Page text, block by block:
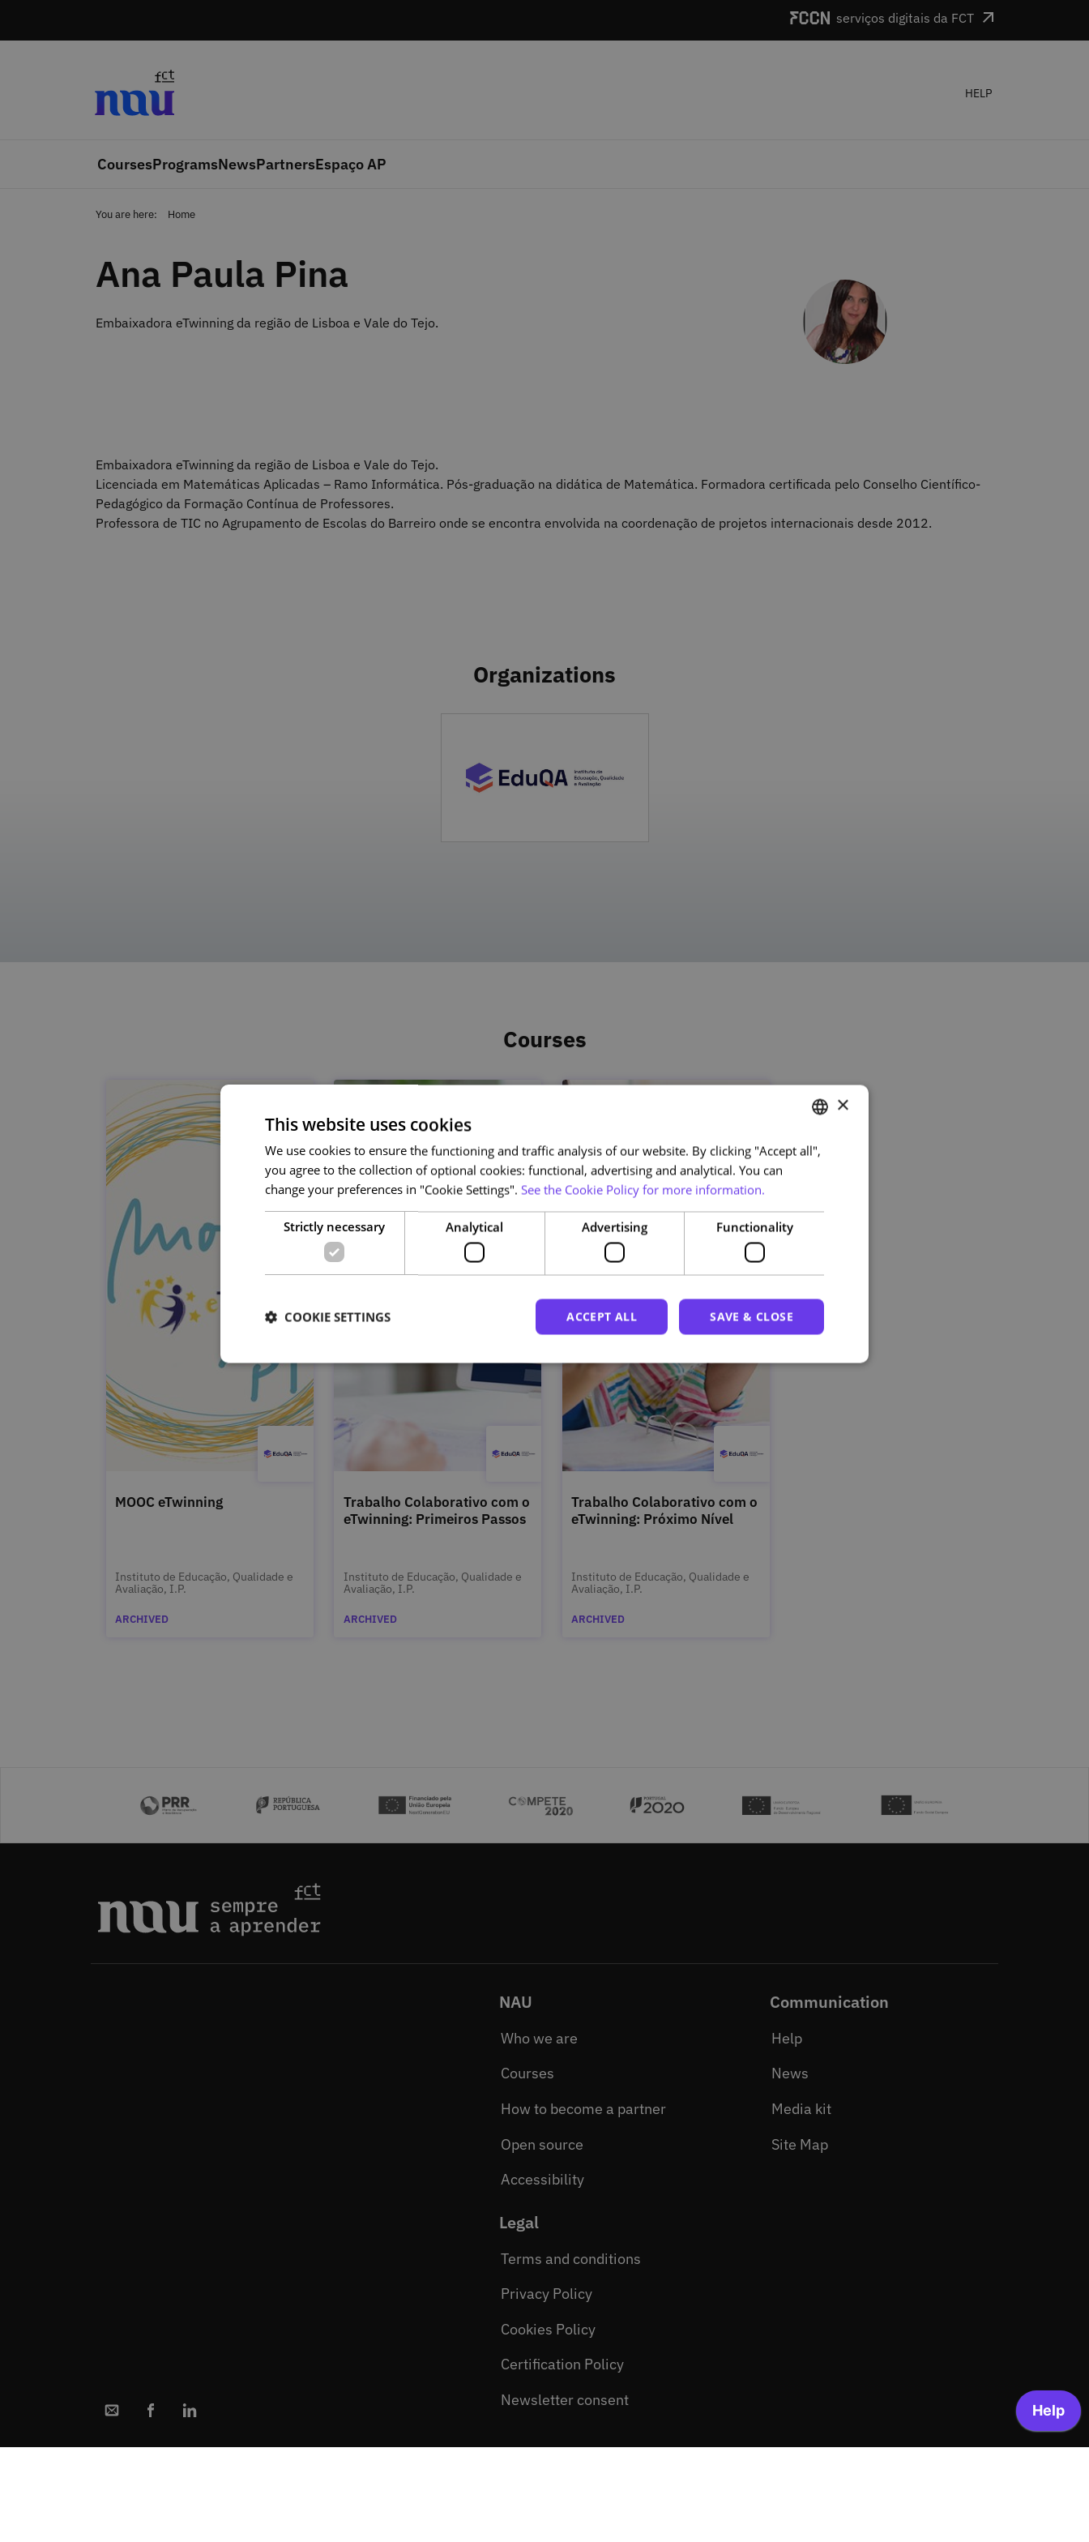
serviços digitais da FCT
HELP
CoursesProgramsNewsPartnersEspaço AP
You are here: Home
Ana Paula Pina
Embaixadora eTwinning da região de Lisboa e Vale do Tejo.
Embaixadora eTwinning da região de Lisboa e Vale do Tejo.
Licenciada em Matemáticas Aplicadas – Ramo Informática. Pós-graduação na didática de Matemática. Formadora certificada pelo Conselho Científico-
Pedagógico da Formação Contínua de Professores.
Professora de TIC no Agrupamento de Escolas do Barreiro onde se encontra envolvida na coordenação de projetos internacionais desde 2012.
Organizations
Courses
MOOC eTwinning
Instituto de Educação, Qualidade e
Avaliação, I.P.
ARCHIVED
Trabalho Colaborativo com o
eTwinning: Primeiros Passos
Instituto de Educação, Qualidade e
Avaliação, I.P.
ARCHIVED
Trabalho Colaborativo com o
eTwinning: Próximo Nível
Instituto de Educação, Qualidade e
Avaliação, I.P.
ARCHIVED
NAU
Who we are
Courses
How to become a partner
Open source
Accessibility
Communication
Help
News
Media kit
Site Map
Legal
Terms and conditions
Privacy Policy
Cookies Policy
Certification Policy
Newsletter consent
PORTUGUESE
ENGLISH
×
This website uses cookies
We use cookies to ensure the functioning and traffic analysis of our website. By clicking "Accept all",
you agree to the collection of optional cookies: functional, advertising and analytical. You can
change your preferences in "Cookie Settings". See the Cookie Policy for more information.
Strictly necessary Analytical Advertising Functionality
SAVE & CLOSE
ACCEPT ALL
COOKIE SETTINGS